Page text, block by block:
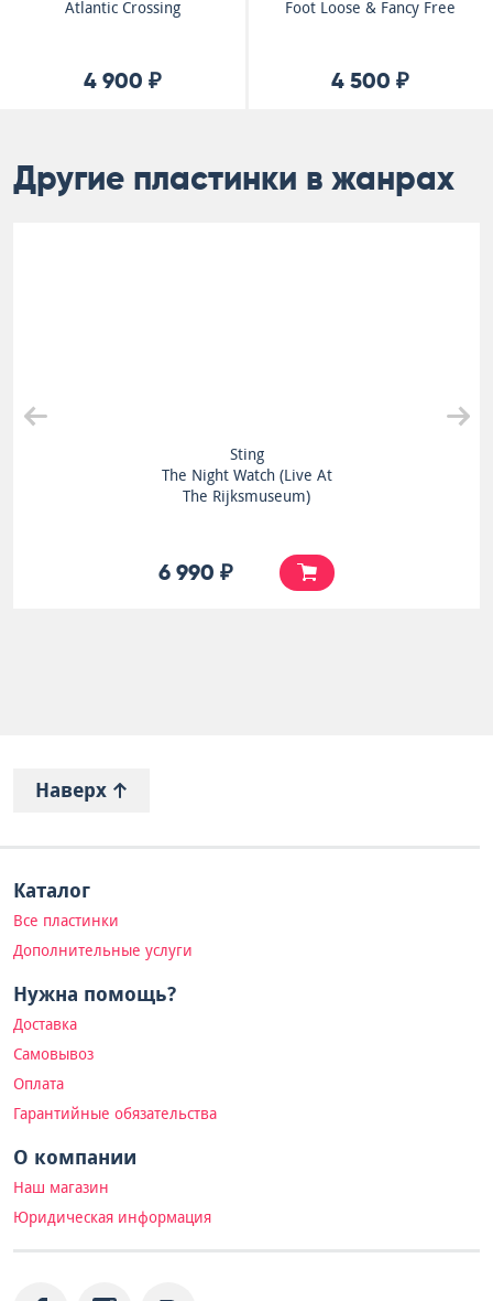
Atlantic Crossing
4 900 ₽
Foot Loose & Fancy Free
4 500 ₽
Другие пластинки в жанрах
Sting
The Night Watch (Live At
The Rijksmuseum)
6 990 ₽
Наверх
Каталог
Все пластинки
Дополнительные услуги
Нужна помощь?
Доставка
Самовывоз
Оплата
Гарантийные обязательства
О компании
Наш магазин
Юридическая информация